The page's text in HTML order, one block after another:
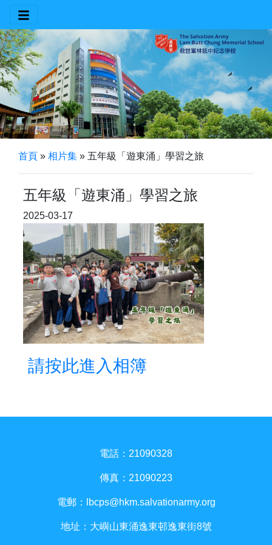
首頁 » 相片集 » 五年級「遊東涌」學習之旅
五年級「遊東涌」學習之旅
2025-03-17
請按此進入相簿
電話：21090328
傳真：21090223
電郵： lbcps@hkm.salvationarmy.org
地址：大嶼山東涌逸東邨逸東街8號